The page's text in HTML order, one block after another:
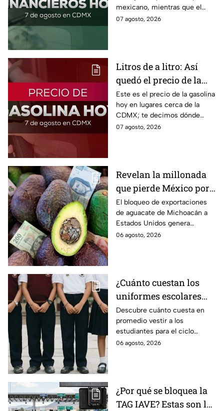
2026
mexicano, mientras que el
petróleo también presenta una
07 agosto, 2026
Litros de a litro: Así
quedó el precio de la
gasolina HOY
Este es el precio de la gasolina
hoy en lugares cerca de la
CDMX; te decimos dónde
encontrarla más barata este
07 agosto, 2026
Revelan la millonada
que pierde México por
el bloqueo de Estados
Unidos al aguate de
Michoacán
El bloqueo de exportaciones
de aguacate de Michoacán a
Estados Unidos genera
pérdidas millonarias.
06 agosto, 2026
¿Cuánto cuestan los
uniformes escolares
para el regreso a clases
2026, según su grado?
Descubre cuánto cuesta en
promedio vestir a los
estudiantes para el ciclo
escolar 2026-2027 y consejos
06 agosto, 2026
¿Por qué se bloquea la
TAG IAVE? Estas son las